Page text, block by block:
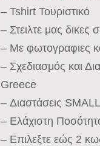
– Tshirt Τουριστικό
– Στειλτε μας
– Με φωτογραφιες
– Σχεδιασμός και
Greece
– Διαστάσεις
– Ελάχιστη
– Επιλεξτε εώς 2